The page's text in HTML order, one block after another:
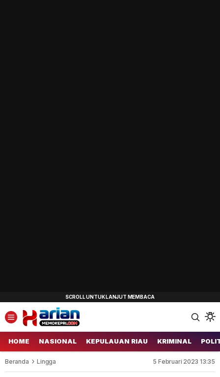
HOME NASIONAL KEPULAUAN RIAU KRIMINAL
Beranda Lingga 5 Februari 2023 13:35